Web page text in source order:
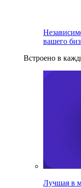
вашего
Встроено в
Лучшая в